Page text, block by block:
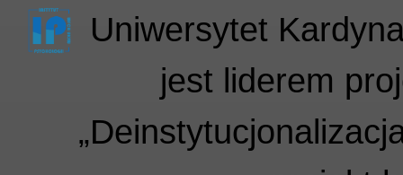
Uniwersytet
jest liderem